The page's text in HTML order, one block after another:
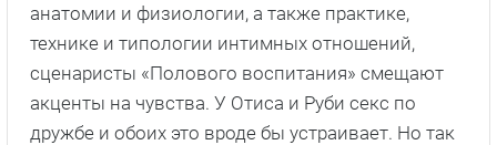
анатомии и физиологии, а также практике,
технике и типологии интимных отношений,
сценаристы «Полового воспитания» смещают
акценты на чувства. У Отиса и Руби секс по
дружбе и обоих это вроде бы устраивает. Но так